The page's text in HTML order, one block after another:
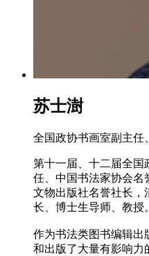
苏士澍
全国政协书画室副主任
第十一届、十二届全国
任、中国书法家协会名
文物出版社名誉社长，
长、博士生导师、教授。
作为书法类图书编辑出
和出版了大量有影响力